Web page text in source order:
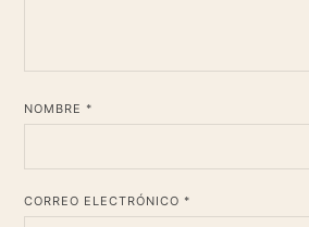
NOMBRE *
CORREO ELECTRÓNICO *